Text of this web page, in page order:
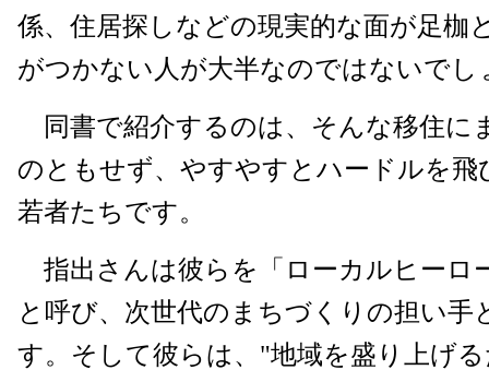
係、住居探しなどの現実的な面が足枷
がつかない人が大半なのではないでし
同書で紹介するのは、そんな移住に
のともせず、やすやすとハードルを飛
若者たちです。
指出さんは彼らを「ローカルヒーロ
と呼び、次世代のまちづくりの担い手
す。そして彼らは、"地域を盛り上げ